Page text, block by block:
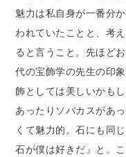
魅力は私自身が一番分
われていたことと、考
ると言うこと。先ほど
代の宝飾学の先生の印
飾としては美しいかも
あったりソバカスがあ
くて魅力的。石にも同
石が僕は好きだ』と。